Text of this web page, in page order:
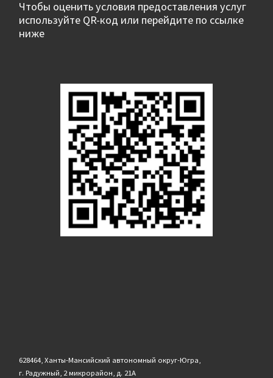
Чтобы оценить условия предоставления услуг
используйте QR-код или перейдите по ссылке
ниже
628464, Ханты-Мансийский автономный округ-Югра,
г. Радужный, 2 микрорайон, д. 21А